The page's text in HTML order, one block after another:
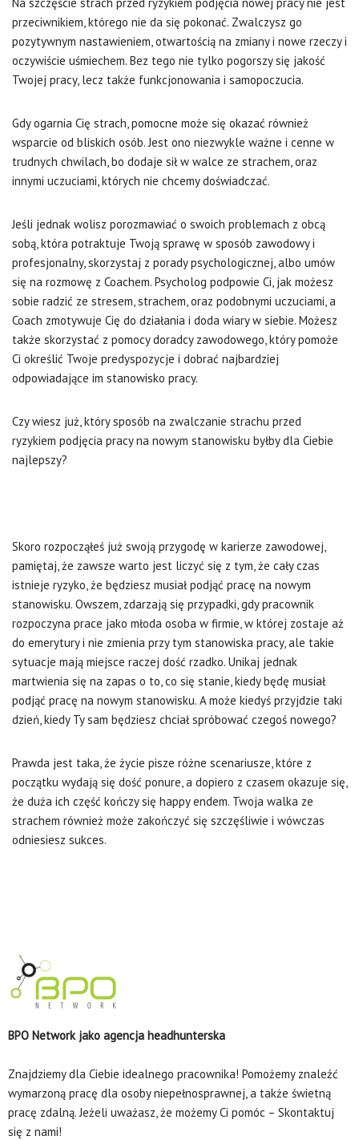
przeciwnikiem, którego nie da się pokonać. Zwalczysz go
pozytywnym nastawieniem, otwartością na zmiany i nowe rzeczy i
oczywiście uśmiechem. Bez tego nie tylko pogorszy się jakość
Twojej pracy, lecz także funkcjonowania i samopoczucia.
Gdy ogarnia Cię strach, pomocne może się okazać również
wsparcie od bliskich osób. Jest ono niezwykle ważne i cenne w
trudnych chwilach, bo dodaje sił w walce ze strachem, oraz
innymi uczuciami, których nie chcemy doświadczać.
Jeśli jednak wolisz porozmawiać o swoich problemach z obcą
sobą, która potraktuje Twoją sprawę w sposób zawodowy i
profesjonalny, skorzystaj z porady psychologicznej, albo umów
się na rozmowę z Coachem. Psycholog podpowie Ci, jak możesz
sobie radzić ze stresem, strachem, oraz podobnymi uczuciami, a
Coach zmotywuje Cię do działania i doda wiary w siebie. Możesz
także skorzystać z pomocy doradcy zawodowego, który pomoże
Ci określić Twoje predyspozycje i dobrać najbardziej
odpowiadające im stanowisko pracy.
Czy wiesz już, który sposób na zwalczanie strachu przed
ryzykiem podjęcia pracy na nowym stanowisku byłby dla Ciebie
najlepszy?
Skoro rozpocząłeś już swoją przygodę w karierze zawodowej,
pamiętaj, że zawsze warto jest liczyć się z tym, że cały czas
istnieje ryzyko, że będziesz musiał podjąć pracę na nowym
stanowisku. Owszem, zdarzają się przypadki, gdy pracownik
rozpoczyna prace jako młoda osoba w firmie, w której zostaje aż
do emerytury i nie zmienia przy tym stanowiska pracy, ale takie
sytuacje mają miejsce raczej dość rzadko. Unikaj jednak
martwienia się na zapas o to, co się stanie, kiedy będę musiał
podjąć pracę na nowym stanowisku. A może kiedyś przyjdzie taki
dzień, kiedy Ty sam będziesz chciał spróbować czegoś nowego?
Prawda jest taka, że życie pisze różne scenariusze, które z
początku wydają się dość ponure, a dopiero z czasem okazuje się,
że duża ich część kończy się happy endem. Twoja walka ze
strachem również może zakończyć się szczęśliwie i wówczas
odniesiesz sukces.
BPO Network jako agencja headhunterska
Znajdziemy dla Ciebie idealnego pracownika! Pomożemy znaleźć
wymarzoną pracę dla osoby niepełnosprawnej, a także świetną
pracę zdalną. Jeżeli uważasz, że możemy Ci pomóc – Skontaktuj
się z nami!